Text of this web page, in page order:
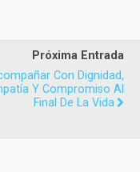
Próxima Entrada
Con Dignidad,
Y Compromiso Al
Final De La Vida